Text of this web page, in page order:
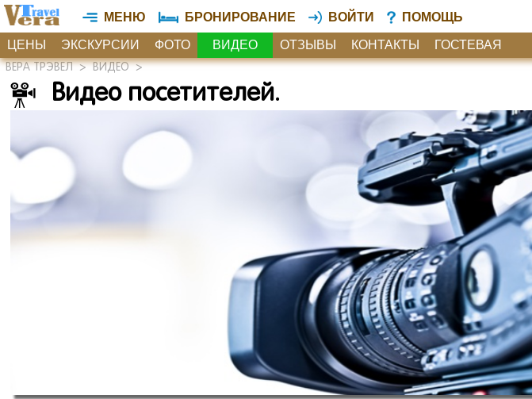
МЕНЮ БРОНИРОВАНИЕ ВОЙТИ ПОМОЩЬ
ЦЕНЫ ЭКСКУРСИИ ФОТО ВИДЕО ОТЗЫВЫ КОНТАКТЫ ГОСТЕВАЯ
ВЕРА ТРЭВЕЛ>ВИДЕО>
Видео посетителей.